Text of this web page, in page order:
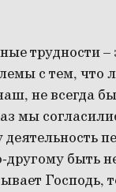
трудности
с тем, что
не всегда
мы
быть
Господь,